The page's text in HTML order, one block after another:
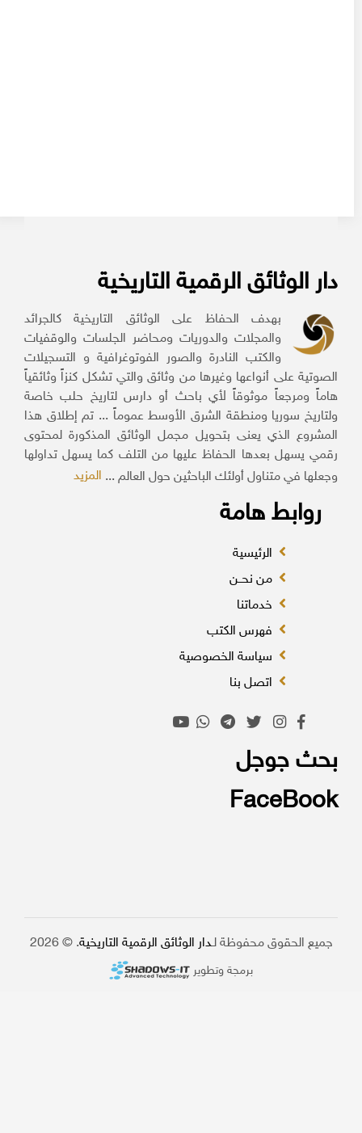
دار الوثائق الرقمية التاريخية
بهدف الحفاظ على الوثائق التاريخية كالجرائد
والمجلات والدوريات ومحاضر الجلسات والوقفيات
والكتب النادرة والصور الفوتوغرافية و التسجيلات
الصوتية على أنواعها وغيرها من وثائق والتي تشكل كنزاً وثائقياً
هاماً ومرجعاً موثوقاً لأي باحث أو دارس لتاريخ حلب خاصة
ولتاريخ سوريا ومنطقة الشرق الأوسط عموماً ... تم إطلاق هذا
المشروع الذي يعنى بتحويل مجمل الوثائق المذكورة لمحتوى
رقمي يسهل بعدها الحفاظ عليها من التلف كما يسهل تداولها
وجعلها في متناول أولئك الباحثين حول العالم ...المزيد
روابط هامة
الرئيسية
من نحــن
خدماتنا
فهرس الكتب
سياسة الخصوصية
اتصل بنا
بحث جوجل
FaceBook
جميع الحقوق محفوظة لـ دار الوثائق الرقمية التاريخية. © 2026
برمجة وتطوير